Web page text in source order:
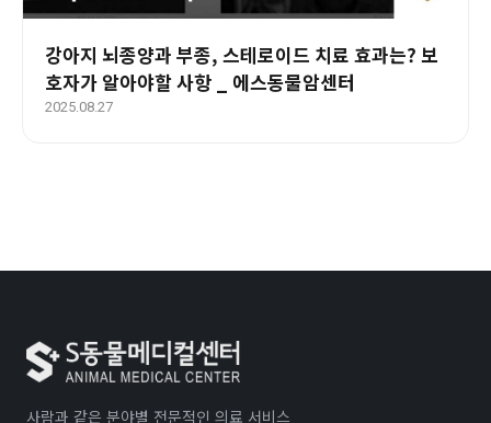
강아지 뇌종양과 부종, 스테로이드 치료 효과는? 보
호자가 알아야할 사항 _ 에스동물암센터
2025.08.27
사람과 같은 분야별 전문적인 의료 서비스